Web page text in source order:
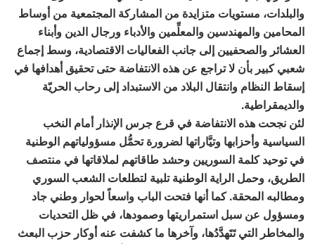
والبلدات، مستويات متزايدة من المشاركة المجتمعية من أوساط
المحامين والمهندسين والمعلِّمين والأدباء ورجال الدين وأبناء
العشائر والصحفيين إلى جانب الفعاليات الاقتصادية، وسط إجماع
شعبي كبير بأن لا تراجع عن هذه الانتفاضة حتى تحقيق أهدافها في
إسقاط النظام وانتقال البلاد من الاستبداد إلى رحاب الحريّة
والديمقراطية.
لئن نجحت هذه الانتفاضة في قرع جرس الإنذار أمام النخب
السياسية وأحزابها وتيَّاراتها لضرورة تحمُّل مسؤولياتهم الوطنية
في توحيد كلمة السوريين وحشد طاقاتهم لملاقاتها في منتصف
الطريق، وحمل الراية الوطنية تلبية لتطلعات الشعب السوري
ومطالبه المحقة. كما أنها فتحت الباب واسعاً لحوار وطني جاد
ومسؤول عن سبل استمراريتها وصمودها، في ظل التحديات
والمخاطر التي تَتَهدَّدُها، وآخرها ما كشفت عنه أوكار حزب البعث